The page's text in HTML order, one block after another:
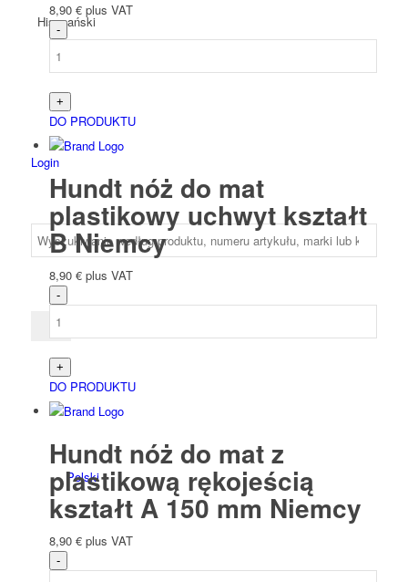
Hiszpański
Login
Polski
8,90 € plus VAT
DO PRODUKTU
Hundt nóż do mat
plastikowy uchwyt kształt
B Niemcy
8,90 € plus VAT
DO PRODUKTU
Hundt nóż do mat z
plastikową rękojeścią
kształt A 150 mm Niemcy
8,90 € plus VAT